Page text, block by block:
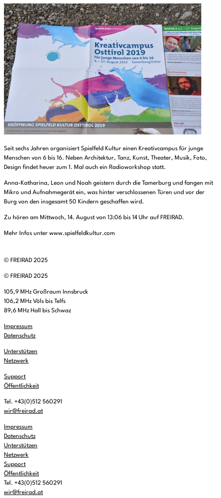
Seit sechs Jahren organisiert Spielfeld Kultur einen Kreativcampus für junge
Menschen von 6 bis 16. Neben Architektur, Tanz, Kunst, Theater, Musik, Foto,
Design findet heuer zum 1. Mal auch ein Radioworkshop statt.
Anna-Katharina, Leon und Noah geistern durch die Tamerburg und fangen mit
Mikro und Aufnahmegerät ein, was hinter verschlossenen Türen und vor der
Burg von den insgesamt 50 Kindern geschaffen wird.
Zu hören am Mittwoch, 14. August von 13:06 bis 14 Uhr auf FREIRAD.
Mehr Infos unter www.spielfeldkultur.com
© FREIRAD 2025
© FREIRAD 2025
105,9 MHz Großraum Innsbruck
106,2 MHz Völs bis Telfs
89,6 MHz Hall bis Schwaz
Impressum
Datenschutz
Unterstützen
Netzwerk
Support
Öffentlichkeit
Tel. +43(0)512 560291
wir@freirad.at
Impressum
Datenschutz
Unterstützen
Netzwerk
Support
Öffentlichkeit
Tel. +43(0)512 560291
wir@freirad.at